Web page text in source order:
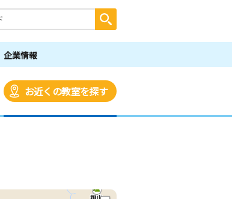
企業情報
お近くの教室を探す